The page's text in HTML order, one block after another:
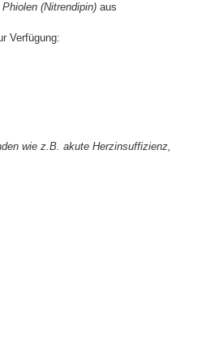
(Nitrendipin) aus
Verfügung:
wie z.B. akute Herzinsuffizienz,